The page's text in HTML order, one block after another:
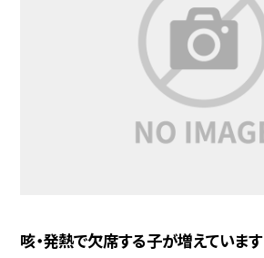
咳・発熱で欠席する子が増えています